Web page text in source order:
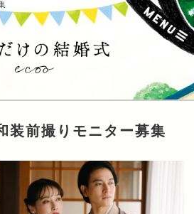
装前撮りモニター募集